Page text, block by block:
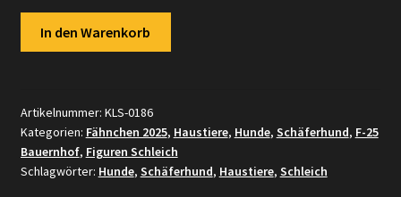
(Fähnchen)
Menge
In den Warenkorb
Artikelnummer: KLS-0186
Kategorien: Fähnchen 2025, Haustiere, Hunde, Schäferhund, F-25
Bauernhof, Figuren Schleich
Schlagwörter: Hunde, Schäferhund, Haustiere, Schleich